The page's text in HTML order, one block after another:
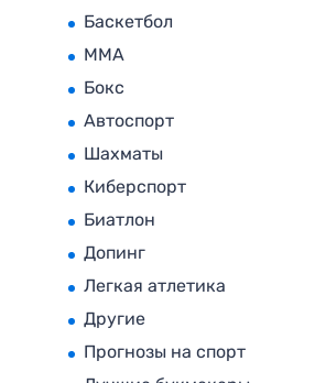
Баскетбол
MMA
Бокс
Автоспорт
Шахматы
Киберспорт
Биатлон
Допинг
Легкая атлетика
Другие
Прогнозы на спорт